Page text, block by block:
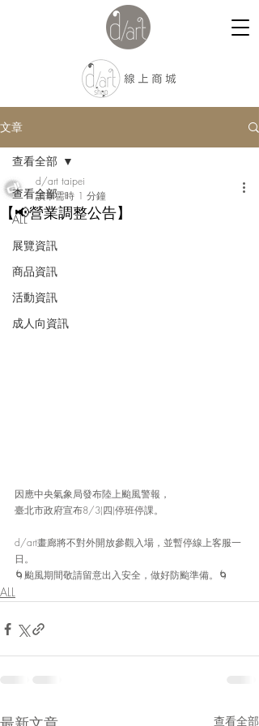
文章
查看全部
ALL
展覽資訊
商品資訊
活動資訊
成人向資訊
查看全部
【📢營業調整公告】
d/art taipei
讀畢需時 1 分鐘
因應中央氣象局發布陸上颱風警報，
臺北市政府宣布8/3(四)停班停課。
d/art畫廊將不對外開放參觀入場，並暫停線上客服一
日。
🌀颱風期間敬請留意出入安全，做好防颱準備。🌀
ALL
查看全部